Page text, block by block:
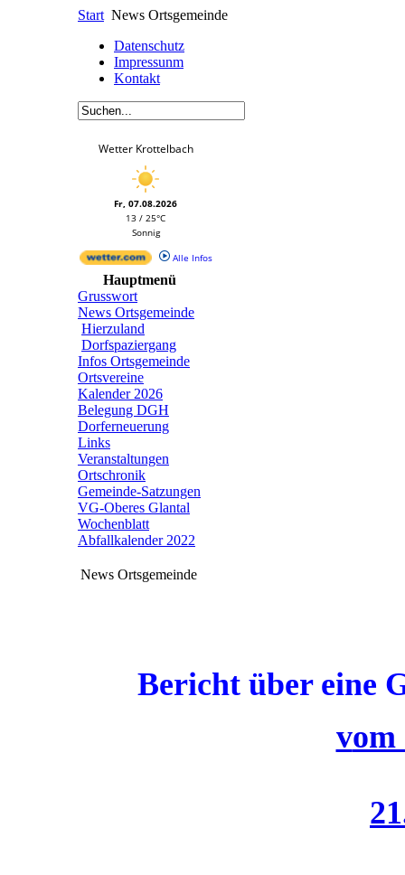
Start News Ortsgemeinde
Datenschutz
Impressunm
Kontakt
Wetter Krottelbach
Fr, 07.08.2026
13 / 25°C
Sonnig
Alle Infos
Hauptmenü
Grusswort
News Ortsgemeinde
Hierzuland
Dorfspaziergang
Infos Ortsgemeinde
Ortsvereine
Kalender 2026
Belegung DGH
Dorferneuerung
Links
Veranstaltungen
Ortschronik
Gemeinde-Satzungen
VG-Oberes Glantal
Wochenblatt
Abfallkalender 2022
News Ortsgemeinde
Bericht über eine
vom